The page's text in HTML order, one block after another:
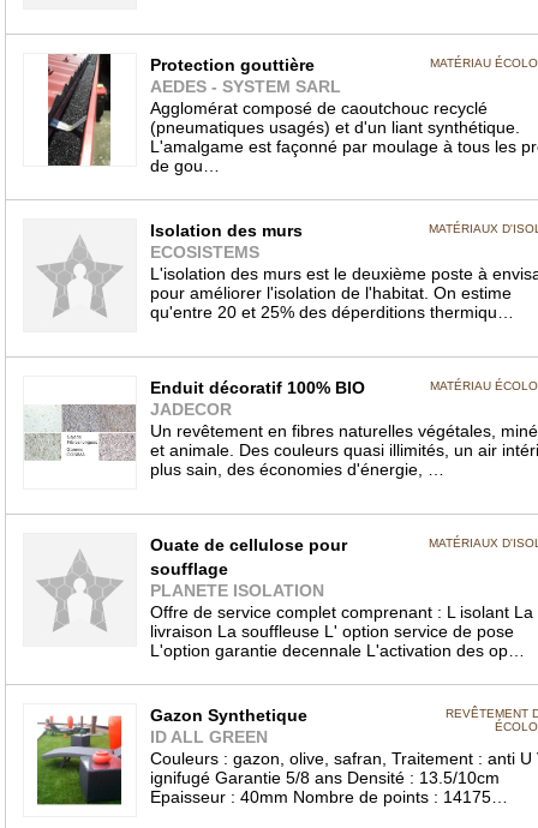
MATÉRIAU
Protection gouttière
AEDES - SYSTEM SARL
Agglomérat composé de caoutchouc recyclé
(pneumatiques usagés) et d'un liant synthétique.
L'amalgame est façonné par moulage à tous les
de gou…
MATÉRIAUX
Isolation des murs
ECOSISTEMS
L'isolation des murs est le deuxième poste à
pour améliorer l'isolation de l'habitat. On estime
qu'entre 20 et 25% des déperditions thermiqu…
MATÉRIAU
Enduit décoratif 100% BIO
JADECOR
Un revêtement en fibres naturelles végétales,
et animale. Des couleurs quasi illimités, un air
plus sain, des économies d'énergie, …
MATÉRIAUX
Ouate de cellulose pour
soufflage
PLANETE ISOLATION
Offre de service complet comprenant : L isolant La
livraison La souffleuse L' option service de pose
L'option garantie decennale L'activation des op…
REVÊTEMENT
Gazon Synthetique
ID ALL GREEN
Couleurs : gazon, olive, safran, Traitement : anti U
ignifugé Garantie 5/8 ans Densité : 13.5/10cm
Epaisseur : 40mm Nombre de points : 14175…